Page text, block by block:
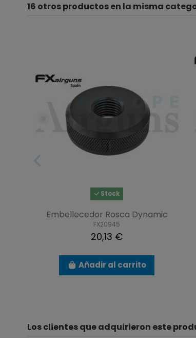
16 otros productos en la misma
Stock
Embellecedor Rosca Dynamic
FX20945
20,13 €
Añadir al carrito
Los clientes que adquirieron este